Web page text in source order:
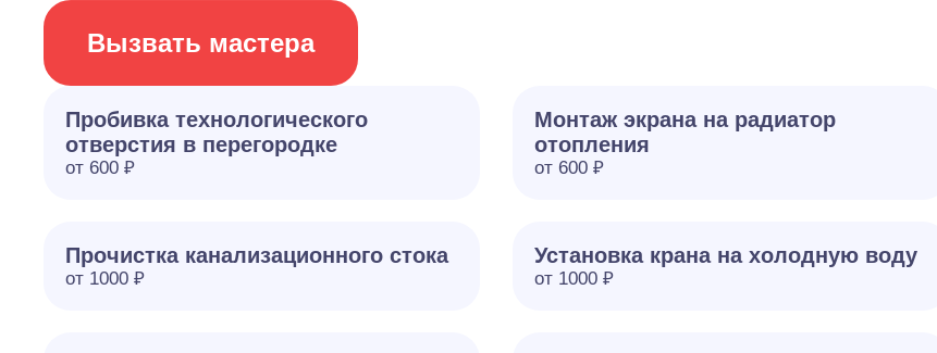
Вызвать мастера
Пробивка технологического
отверстия в перегородке
от 600 ₽
Монтаж экрана на радиатор
отопления
от 600 ₽
Прочистка канализационного стока
от 1000 ₽
Установка крана на холодную воду
от 1000 ₽